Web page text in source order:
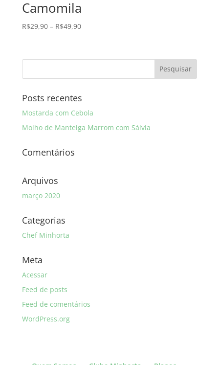
Camomila
R$29,90– R$49,90
Posts recentes
Mostarda com Cebola
Molho de Manteiga Marrom com Sálvia
Comentários
Arquivos
março 2020
Categorias
Chef Minhorta
Meta
Acessar
Feed de posts
Feed de comentários
WordPress.org